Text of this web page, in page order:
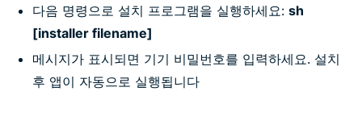
다음 명령으로 설치 프로그램을 실행하세요: sh
[installer filename]
메시지가 표시되면 기기 비밀번호를 입력하세요. 설치
후 앱이 자동으로 실행됩니다